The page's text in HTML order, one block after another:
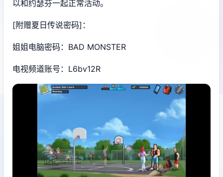
以和约瑟芬一起正常活动。
[附赠夏日传说密码]：
姐姐电脑密码：BAD MONSTER
电视频道账号：L6bv12R